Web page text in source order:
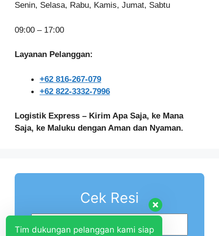
Senin, Selasa, Rabu, Kamis, Jumat, Sabtu
09:00 – 17:00
Layanan Pelanggan:
+62 816-267-079
+62 822-3332-7996
Logistik Express – Kirim Apa Saja, ke Mana
Saja, ke Maluku dengan Aman dan Nyaman.
Cek Resi
Tim dukungan pelanggan kami siap